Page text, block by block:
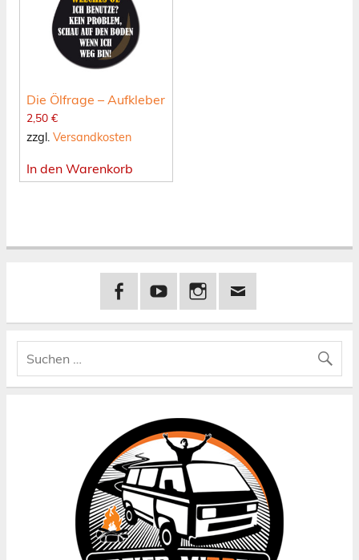
Die Ölfrage – Aufkleber
2,50 €
zzgl. Versandkosten
In den Warenkorb